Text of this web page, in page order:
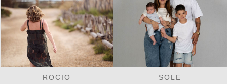
ROCIO SOLE